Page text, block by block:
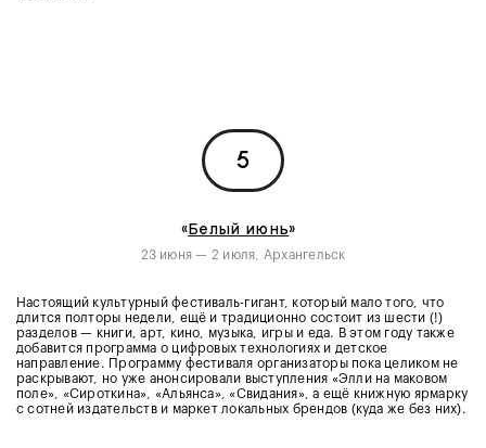
5
«Белый июнь»
23 июня — 2 июля, Архангельск
Настоящий культурный фестиваль-гигант, который мало того, что
длится полторы недели, ещё и традиционно состоит из шести (!)
разделов — книги, арт, кино, музыка, игры и еда. В этом году также
добавится программа о цифровых технологиях и детское
направление. Программу фестиваля организаторы пока целиком не
раскрывают, но уже анонсировали выступления «Элли на маковом
поле», «Сироткина», «Альянса», «Свидания», а ещё книжную ярмарку
с сотней издательств и маркет локальных брендов (куда же без них).